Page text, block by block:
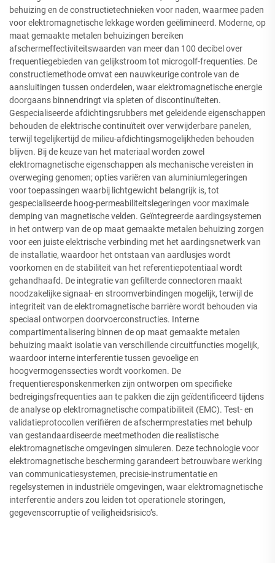
behuizing en de constructietechnieken voor naden, waarmee paden
voor elektromagnetische lekkage worden geëlimineerd. Moderne, op
maat gemaakte metalen behuizingen bereiken
afschermeffectiviteitswaarden van meer dan 100 decibel over
frequentiegebieden van gelijkstroom tot microgolf-frequenties. De
constructiemethode omvat een nauwkeurige controle van de
aansluitingen tussen onderdelen, waar elektromagnetische energie
doorgaans binnendringt via spleten of discontinuïteiten.
Gespecialiseerde afdichtingsrubbers met geleidende eigenschappen
behouden de elektrische continuïteit over verwijderbare panelen,
terwijl tegelijkertijd de milieu-afdichtingsmogelijkheden behouden
blijven. Bij de keuze van het materiaal worden zowel
elektromagnetische eigenschappen als mechanische vereisten in
overweging genomen; opties variëren van aluminiumlegeringen
voor toepassingen waarbij lichtgewicht belangrijk is, tot
gespecialiseerde hoog-permeabiliteitslegeringen voor maximale
demping van magnetische velden. Geïntegreerde aardingsystemen
in het ontwerp van de op maat gemaakte metalen behuizing zorgen
voor een juiste elektrische verbinding met het aardingsnetwerk van
de installatie, waardoor het ontstaan van aardlusjes wordt
voorkomen en de stabiliteit van het referentiepotentiaal wordt
gehandhaafd. De integratie van gefilterde connectoren maakt
noodzakelijke signaal- en stroomverbindingen mogelijk, terwijl de
integriteit van de elektromagnetische barrière wordt behouden via
speciaal ontworpen doorvoerconstructies. Interne
compartimentalisering binnen de op maat gemaakte metalen
behuizing maakt isolatie van verschillende circuitfuncties mogelijk,
waardoor interne interferentie tussen gevoelige en
hoogvermogenssecties wordt voorkomen. De
frequentieresponskenmerken zijn ontworpen om specifieke
bedreigingsfrequenties aan te pakken die zijn geïdentificeerd tijdens
de analyse op elektromagnetische compatibiliteit (EMC). Test- en
validatieprotocollen verifiëren de afschermprestaties met behulp
van gestandaardiseerde meetmethoden die realistische
elektromagnetische omgevingen simuleren. Deze technologie voor
elektromagnetische bescherming garandeert betrouwbare werking
van communicatiesystemen, precisie-instrumentatie en
regelsystemen in industriële omgevingen, waar elektromagnetische
interferentie anders zou leiden tot operationele storingen,
gegevenscorruptie of veiligheidsrisico’s.